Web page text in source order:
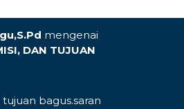
mengenai
DAN TUJUAN
bagus.saran